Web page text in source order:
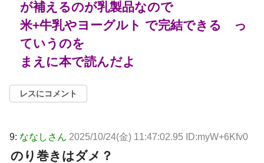
が補えるのが乳製品なので
米+牛乳やヨーグルト で完結できる っ
ていうのを
まえに本で読んだよ
レスにコメント
9: ななしさん 2025/10/24(金) 11:47:02.95 ID:myW+6Kfv0
のり巻きはダメ？